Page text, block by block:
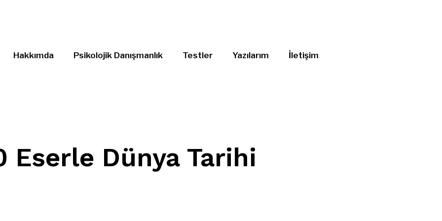
Hakkımda Psikolojik Danışmanlık Testler Yazılarım İletişim
Eserle Dünya Tarihi